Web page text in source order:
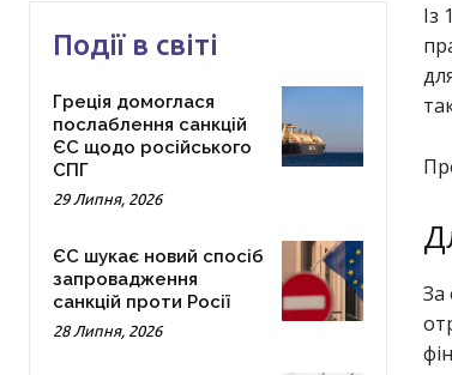
Події в світі
Греція домоглася
послаблення санкцій
ЄС щодо російського
СПГ
29 Липня, 2026
ЄС шукає новий спосіб
запровадження
санкцій проти Росії
28 Липня, 2026
Із
За